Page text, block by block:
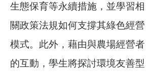
生態保育等永續措施，並學習相
關政策法規如何支撐其綠色經營
模式。此外，藉由與農場經營者
的互動，學生將探討環境友善型